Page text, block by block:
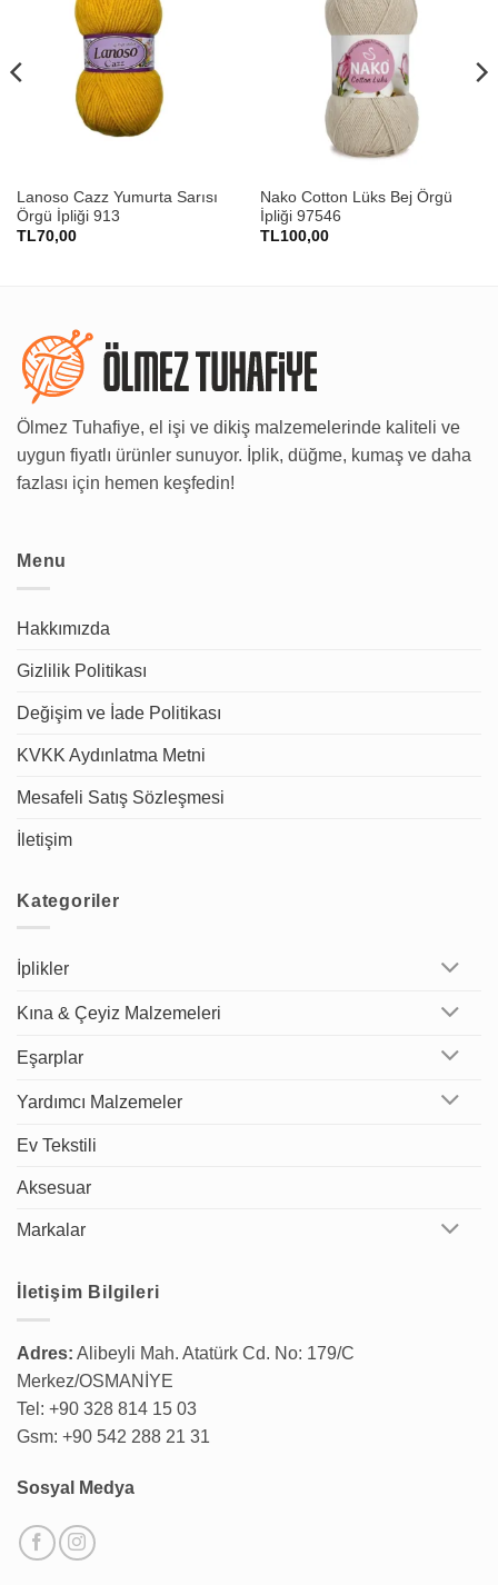
Lanoso Cazz Yumurta Sarısı
Örgü İpliği 913
TL70,00
Nako Cotton Lüks Bej Örgü
İpliği 97546
TL100,00
Ölmez Tuhafiye, el işi ve dikiş malzemelerinde kaliteli ve
uygun fiyatlı ürünler sunuyor. İplik, düğme, kumaş ve daha
fazlası için hemen keşfedin!
Menu
Hakkımızda
Gizlilik Politikası
Değişim ve İade Politikası
KVKK Aydınlatma Metni
Mesafeli Satış Sözleşmesi
İletişim
Kategoriler
İplikler
Kına & Çeyiz Malzemeleri
Eşarplar
Yardımcı Malzemeler
Ev Tekstili
Aksesuar
Markalar
İletişim Bilgileri
Adres: Alibeyli Mah. Atatürk Cd. No: 179/C
Merkez/OSMANİYE
Tel: +90 328 814 15 03
Gsm: +90 542 288 21 31
Sosyal Medya